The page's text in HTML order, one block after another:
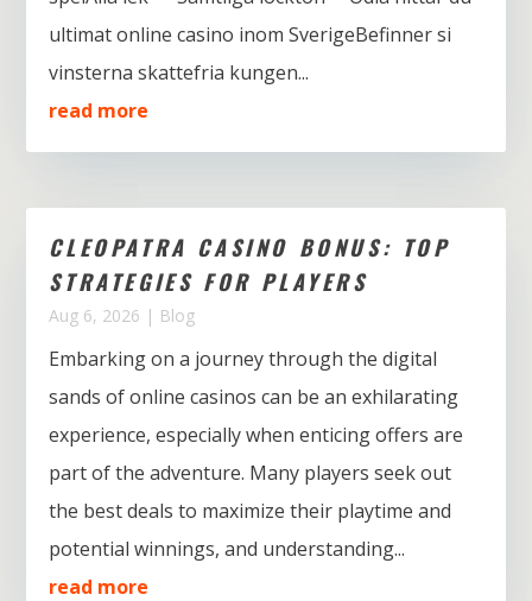
ultimat online casino inom SverigeBefinner si
vinsterna skattefria kungen...
read more
CLEOPATRA CASINO BONUS: TOP
STRATEGIES FOR PLAYERS
Aug 6, 2026 | Blog
Embarking on a journey through the digital
sands of online casinos can be an exhilarating
experience, especially when enticing offers are
part of the adventure. Many players seek out
the best deals to maximize their playtime and
potential winnings, and understanding...
read more